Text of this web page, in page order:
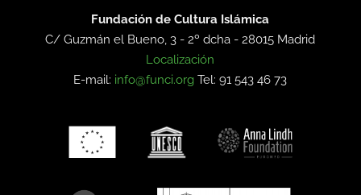
Fundación de Cultura Islámica
C/ Guzmán el Bueno, 3 - 2º dcha -28015 Madrid
Localización
E-mail: info@funci.org Tel: 91 543 46 73